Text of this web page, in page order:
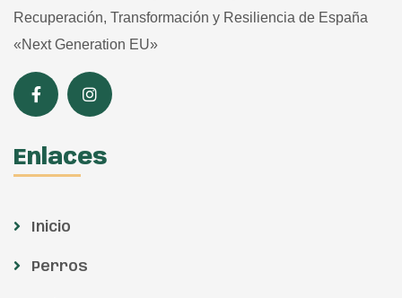
Recuperación, Transformación y Resiliencia de España
«Next Generation EU»
Enlaces
Inicio
Perros